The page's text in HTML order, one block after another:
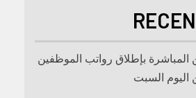
المباشرة بإطلاق رواتب ‏الموظفين
اليوم السبت